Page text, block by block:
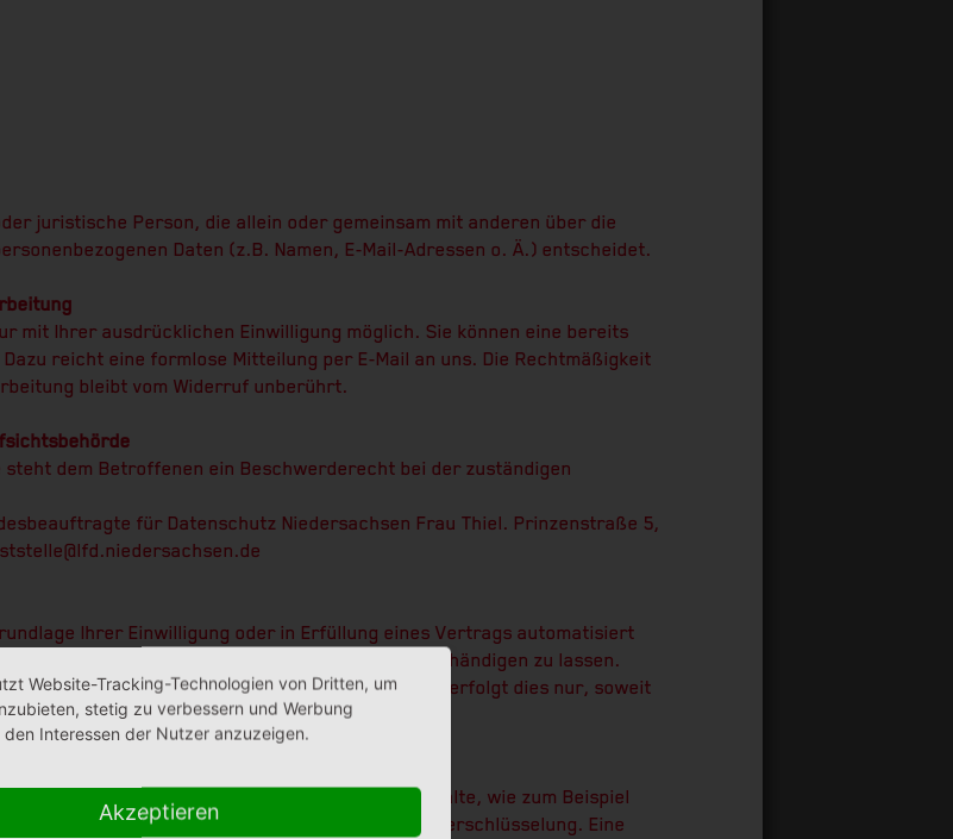
juristische Person, die allein oder gemeinsam mit anderen über die
Daten (z.B. Namen, E-Mail-Adressen o. Ä.) entscheidet.
mit Ihrer ausdrücklichen Einwilligung möglich. Sie können eine bereits
reicht eine formlose Mitteilung per E-Mail an uns. Die Rechtmäßigkeit
bleibt vom Widerruf unberührt.
dem Betroffenen ein Beschwerderecht bei der zuständigen
für Datenschutz Niedersachsen Frau Thiel. Prinzenstraße 5,
Ihrer Einwilligung oder in Erfüllung eines Vertrags automatisiert
einem gängigen, maschinenlesbaren Format aushändigen zu lassen.
an einen anderen Verantwortlichen verlangen, erfolgt dies nur, soweit
zum Schutz der Übertragung vertraulicher Inhalte, wie zum Beispiel
als Seitenbetreiber senden, eine SSL-bzw. TLS-Verschlüsselung. Eine
Website-Tracking-Technologien von Dritten, um
stetig zu verbessern und Werbung
Interessen der Nutzer anzuzeigen.
Akzeptieren